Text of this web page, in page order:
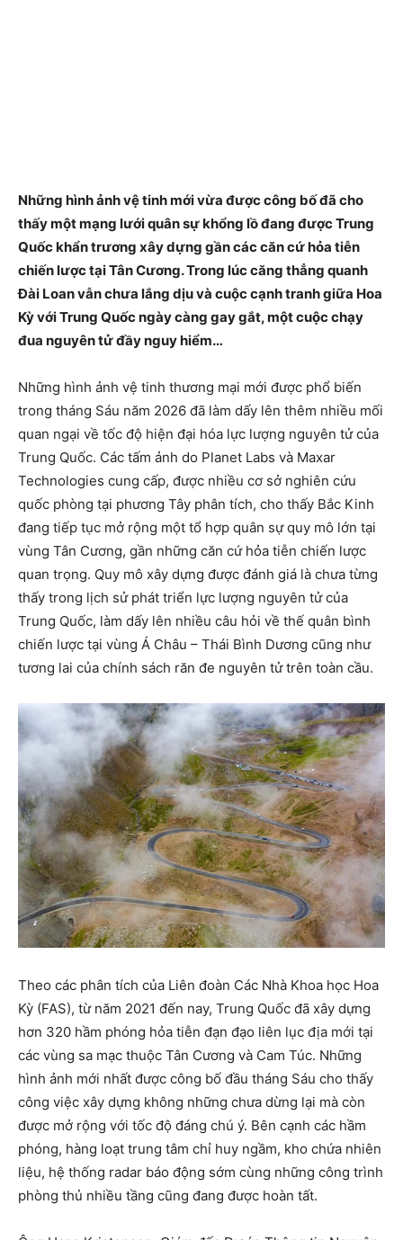
Những hình ảnh vệ tinh mới vừa được công bố đã cho
thấy một mạng lưới quân sự khổng lồ đang được Trung
Quốc khẩn trương xây dựng gần các căn cứ hỏa tiễn
chiến lược tại Tân Cương. Trong lúc căng thẳng quanh
Đài Loan vẫn chưa lắng dịu và cuộc cạnh tranh giữa Hoa
Kỳ với Trung Quốc ngày càng gay gắt, một cuộc chạy
đua nguyên tử đầy nguy hiểm…
Những hình ảnh vệ tinh thương mại mới được phổ biến
trong tháng Sáu năm 2026 đã làm dấy lên thêm nhiều mối
quan ngại về tốc độ hiện đại hóa lực lượng nguyên tử của
Trung Quốc. Các tấm ảnh do Planet Labs và Maxar
Technologies cung cấp, được nhiều cơ sở nghiên cứu
quốc phòng tại phương Tây phân tích, cho thấy Bắc Kinh
đang tiếp tục mở rộng một tổ hợp quân sự quy mô lớn tại
vùng Tân Cương, gần những căn cứ hỏa tiễn chiến lược
quan trọng. Quy mô xây dựng được đánh giá là chưa từng
thấy trong lịch sử phát triển lực lượng nguyên tử của
Trung Quốc, làm dấy lên nhiều câu hỏi về thế quân bình
chiến lược tại vùng Á Châu – Thái Bình Dương cũng như
tương lai của chính sách răn đe nguyên tử trên toàn cầu.
Theo các phân tích của Liên đoàn Các Nhà Khoa học Hoa
Kỳ (FAS), từ năm 2021 đến nay, Trung Quốc đã xây dựng
hơn 320 hầm phóng hỏa tiễn đạn đạo liên lục địa mới tại
các vùng sa mạc thuộc Tân Cương và Cam Túc. Những
hình ảnh mới nhất được công bố đầu tháng Sáu cho thấy
công việc xây dựng không những chưa dừng lại mà còn
được mở rộng với tốc độ đáng chú ý. Bên cạnh các hầm
phóng, hàng loạt trung tâm chỉ huy ngầm, kho chứa nhiên
liệu, hệ thống radar báo động sớm cùng những công trình
phòng thủ nhiều tầng cũng đang được hoàn tất.